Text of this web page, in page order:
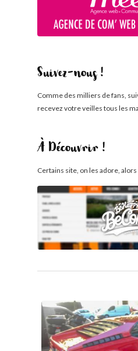
Suivez-nous !
Comme des milliers de fans,
recevez votre veilles tous les
À Découvrir !
Certains site, on les adore, alors